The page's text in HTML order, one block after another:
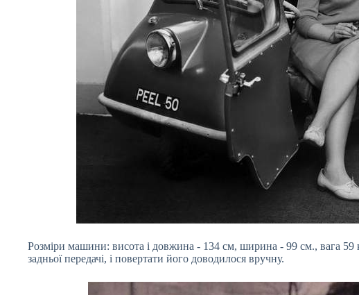
Розміри машини: висота і довжина - 134 см, ширина - 99 см., вага 59
задньої передачі, і повертати його доводилося вручну.